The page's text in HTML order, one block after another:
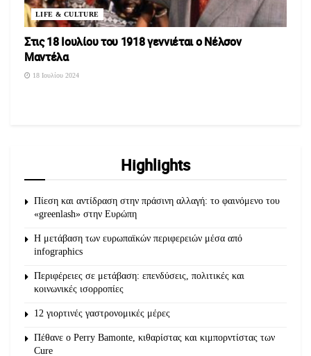
LIFE & CULTURE
Στις 18 Ιουλίου του 1918 γεννιέται ο Νέλσον
Μαντέλα
18 Ιουλίου 2024
Highlights
Πίεση και αντίδραση στην πράσινη αλλαγή: το φαινόμενο του
«greenlash» στην Ευρώπη
Η μετάβαση των ευρωπαϊκών περιφερειών μέσα από
infographics
Περιφέρειες σε μετάβαση: επενδύσεις, πολιτικές και
κοινωνικές ισορροπίες
12 γιορτινές γαστρονομικές μέρες
Πέθανε ο Perry Bamonte, κιθαρίστας και κιμπορντίστας των
Cure